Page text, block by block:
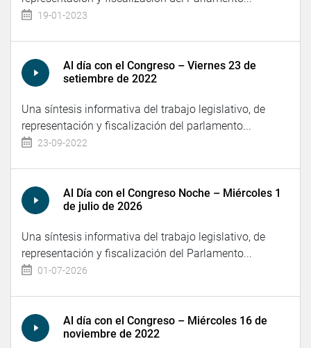
19-01-2023
Al día con el Congreso – Viernes 23 de
setiembre de 2022
Una síntesis informativa del trabajo legislativo, de
representación y fiscalización del parlamento...
23-09-2022
Al Día con el Congreso Noche – Miércoles 1
de julio de 2026
Una síntesis informativa del trabajo legislativo, de
representación y fiscalización del Parlamento...
01-07-2026
Al día con el Congreso – Miércoles 16 de
noviembre de 2022